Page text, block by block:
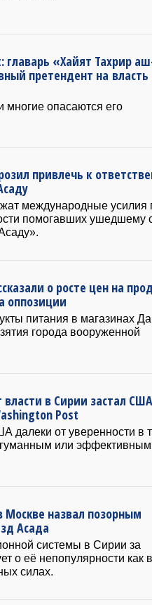
главарь «Хайят Тахрир
претендент на власть
многие опасаются его
привлечь к
международные усилия
помогавших ушедшему
о росте цен на
оппозиции
питания в магазинах
города вооруженной
власти в Сирии застал США
Post
далеки от уверенности в
гуманным или эффективным
Москве назвал позорным
Асада
системы в Сирии за
о её непопулярности как в
силах.